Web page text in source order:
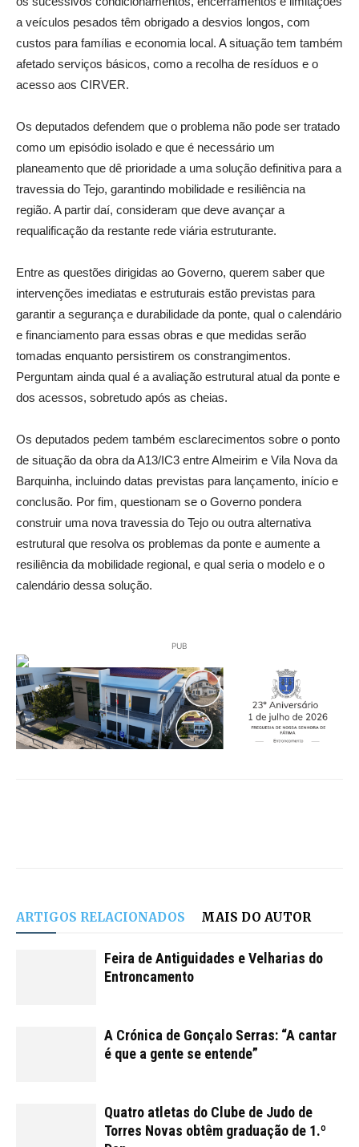
a veículos pesados têm obrigado a desvios longos, com
custos para famílias e economia local. A situação tem também
afetado serviços básicos, como a recolha de resíduos e o
acesso aos CIRVER.
Os deputados defendem que o problema não pode ser tratado
como um episódio isolado e que é necessário um
planeamento que dê prioridade a uma solução definitiva para a
travessia do Tejo, garantindo mobilidade e resiliência na
região. A partir daí, consideram que deve avançar a
requalificação da restante rede viária estruturante.
Entre as questões dirigidas ao Governo, querem saber que
intervenções imediatas e estruturais estão previstas para
garantir a segurança e durabilidade da ponte, qual o calendário
e financiamento para essas obras e que medidas serão
tomadas enquanto persistirem os constrangimentos.
Perguntam ainda qual é a avaliação estrutural atual da ponte e
dos acessos, sobretudo após as cheias.
Os deputados pedem também esclarecimentos sobre o ponto
de situação da obra da A13/IC3 entre Almeirim e Vila Nova da
Barquinha, incluindo datas previstas para lançamento, início e
conclusão. Por fim, questionam se o Governo pondera
construir uma nova travessia do Tejo ou outra alternativa
estrutural que resolva os problemas da ponte e aumente a
resiliência da mobilidade regional, e qual seria o modelo e o
calendário dessa solução.
PUB
ARTIGOS RELACIONADOS MAIS DO AUTOR
Feira de Antiguidades e Velharias do
Entroncamento
A Crónica de Gonçalo Serras: “A cantar
é que a gente se entende”
Quatro atletas do Clube de Judo de
Torres Novas obtêm graduação de 1.º